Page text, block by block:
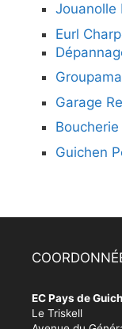
Jouanolle
Eurl
Garage
Guichen
EC Pays de
Le Triskell